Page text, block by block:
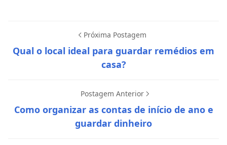
Próxima Postagem
Qual o local ideal para guardar remédios em
casa?
Postagem Anterior
Como organizar as contas de início de ano e
guardar dinheiro